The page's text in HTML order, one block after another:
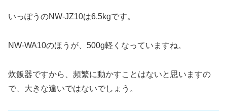
いっぽうのNW-JZ10は6.5kgです。
NW-WA10のほうが、500g軽くなっていますね。
炊飯器ですから、頻繁に動かすことはないと思いますの
で、大きな違いではないでしょう。